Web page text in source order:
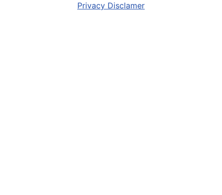
Privacy Disclamer